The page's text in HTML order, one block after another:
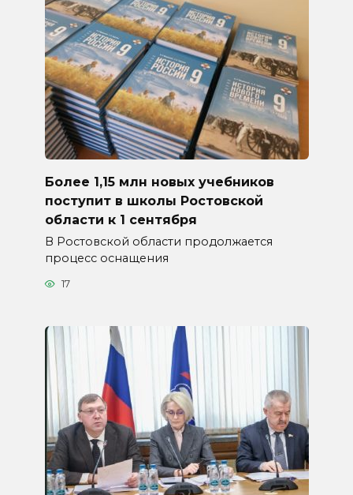
Более 1,15 млн новых учебников
поступит в школы Ростовской
области к 1 сентября
В Ростовской области продолжается
процесс оснащения
17